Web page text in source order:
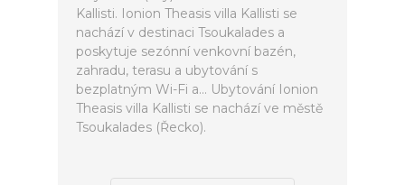
Kallisti. Ionion Theasis villa Kallisti se
nachází v destinaci Tsoukalades a
poskytuje sezónní venkovní bazén,
zahradu, terasu a ubytování s
bezplatným Wi-Fi a... Ubytování Ionion
Theasis villa Kallisti se nachází ve městě
Tsoukalades (Řecko).